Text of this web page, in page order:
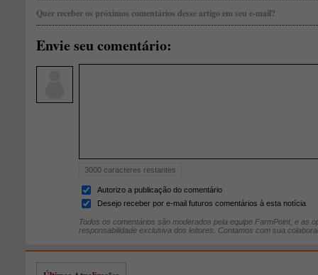
Quer receber os próximos comentários desse artigo em seu e-mail?
Envie seu comentário:
3000 caracteres restantes
Autorizo a publicação do comentário
Desejo receber por e-mail futuros comentários à esta notícia
Todos os comentários são moderados pela equipe FarmPoint, e as
responsabilidade exclusiva dos leitores. Contamos com sua